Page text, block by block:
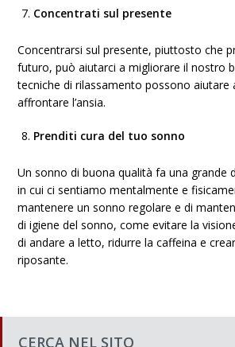
Concentrati sul presente
Concentrarsi sul presente, piuttosto che
futuro, può aiutarci a migliorare il nostro
tecniche di rilassamento possono aiutare
affrontare l’ansia.
Prenditi cura del tuo sonno
Un sonno di buona qualità fa una grande
in cui ci sentiamo mentalmente e
mantenere un sonno regolare e di
di igiene del sonno, come evitare la
di andare a letto, ridurre la caffeina e
riposante.
CERCA NEL SITO